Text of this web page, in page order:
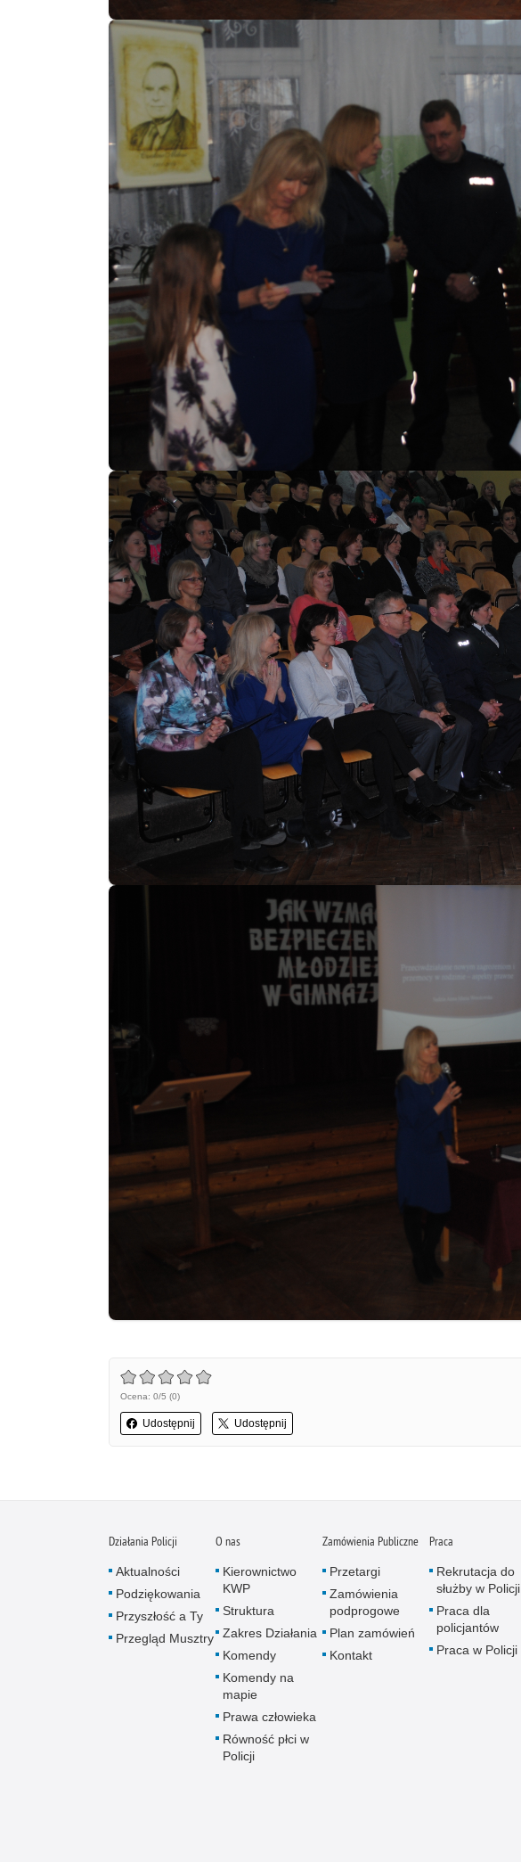
Ocena: 0/5 (0)
Udostępnij Udostępnij
Działania Policji
Aktualności
Podziękowania
Przyszłość a Ty
Przegląd Musztry
O nas
Kierownictwo
KWP
Struktura
Zakres Działania
Komendy
Komendy na
mapie
Prawa człowieka
Równość płci w
Policji
Zamówienia Publiczne
Przetargi
Zamówienia
podprogowe
Plan zamówień
Kontakt
Praca
Rekrutacja do
służby w Policji
Praca dla
policjantów
Praca w Policji